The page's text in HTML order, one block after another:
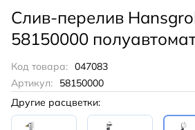
Слив-перелив
58150000
Код товара: 047083
Артикул:
58150000
Другие расцветки: